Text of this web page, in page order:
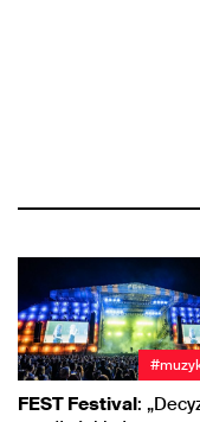
FEST Festival: